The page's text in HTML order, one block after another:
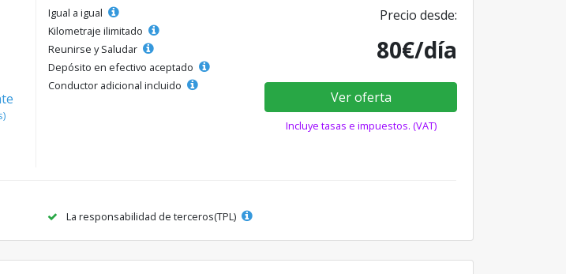
Igual a igual
Kilometraje ilimitado
Reunirse y Saludar
Depósito en efectivo aceptado
Conductor adicional incluido
Precio desde:
80€/día
Ver oferta
Incluye tasas e impuestos. (VAT)
La responsabilidad de terceros(TPL)